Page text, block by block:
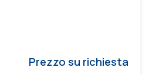
Prezzo su richiesta